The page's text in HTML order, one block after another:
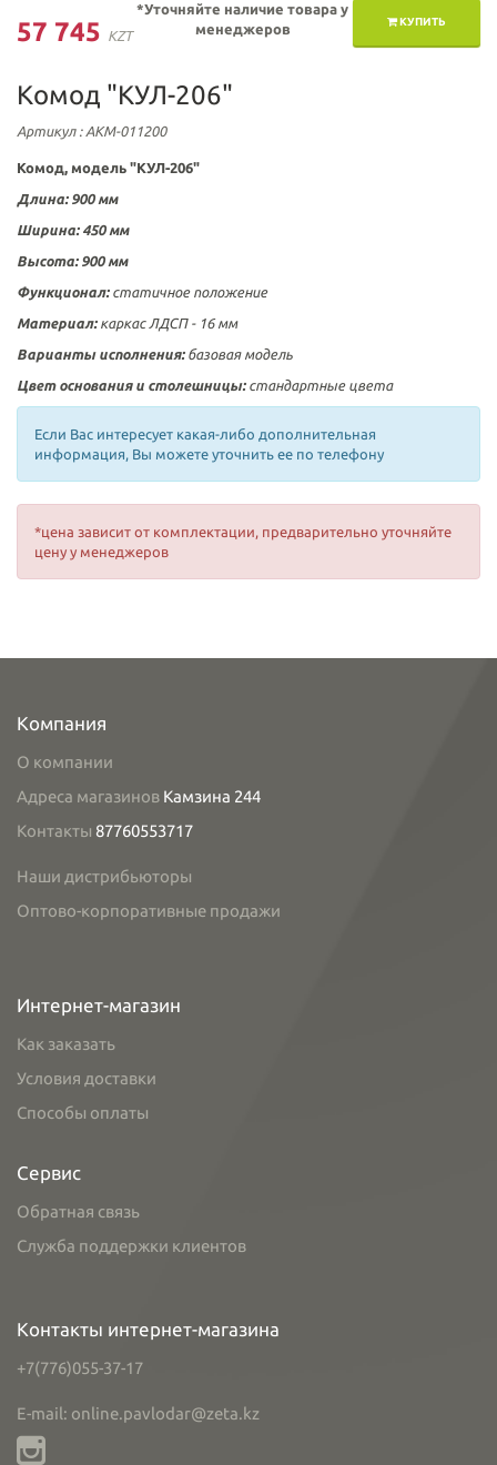
57 745 KZT
КУПИТЬ
*Уточняйте наличие товара у
менеджеров
Комод "КУЛ-206"
Артикул: АКМ-011200
Комод, модель "КУЛ-206"
Длина: 900 мм
Ширина: 450 мм
Высота: 900 мм
Функционал: статичное положение
Материал: каркас ЛДСП - 16 мм
Варианты исполнения:базовая модель
Цвет основания и столешницы:стандартные цвета
Если Вас интересует какая-либо дополнительная
информация, Вы можете уточнить ее по телефону
*цена зависит от комплектации, предварительно уточняйте
цену у менеджеров
Компания
О компании
Адреса магазинов Камзина 244
Контакты 87760553717
Наши дистрибьюторы
Оптово-корпоративные продажи
Интернет-магазин
Как заказать
Условия доставки
Способы оплаты
Сервис
Обратная связь
Служба поддержки клиентов
Контакты интернет-магазина
+7(776)055-37-17
E-mail: online.pavlodar@zeta.kz